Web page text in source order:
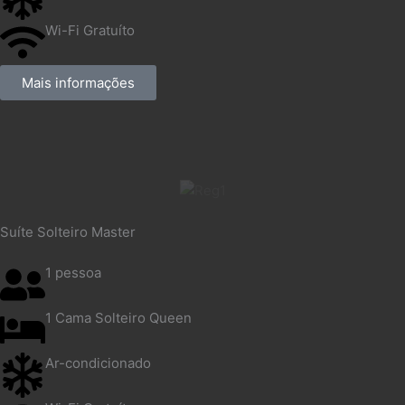
Wi-Fi Gratuíto
Mais informações
Suíte Solteiro Master
1 pessoa
1 Cama Solteiro Queen
Ar-condicionado